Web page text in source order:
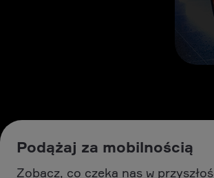
Podążaj za mobilnością
Zobacz, co czeka nas w